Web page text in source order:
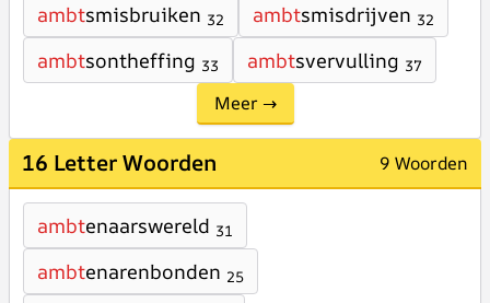
ambtsmisbruiken 32 ambtsmisdrijven 32
ambtsontheffing 33 ambtsvervulling 37
Meer →
16 Letter Woorden 9 Woorden
ambtenaarswereld 31
ambtenarenbonden 25